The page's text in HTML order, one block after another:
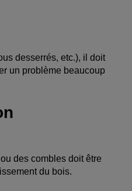
desserrés, etc.), il doit
un problème beaucoup
des combles doit être
du bois.